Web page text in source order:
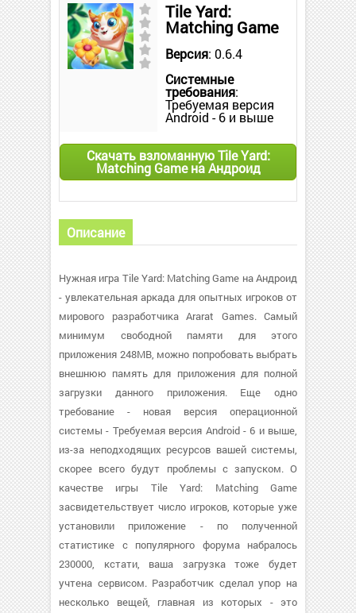
Tile Yard:
Matching Game
Версия: 0.6.4
Системные
требования:
Требуемая версия
Android - 6 и выше
Скачать взломанную Tile Yard:
Matching Game на Андроид
Описание
Нужная игра Tile Yard: Matching Game на Андроид
- увлекательная аркада для опытных игроков от
мирового разработчика Ararat Games. Самый
минимум свободной памяти для этого
приложения 248MB, можно попробовать выбрать
внешнюю память для приложения для полной
загрузки данного приложения. Еще одно
требование - новая версия операционной
системы - Требуемая версия Android - 6 и выше,
из-за неподходящих ресурсов вашей системы,
скорее всего будут проблемы с запуском. О
качестве игры Tile Yard: Matching Game
засвидетельствует число игроков, которые уже
установили приложение - по полученной
статистике с популярного форума набралось
230000, кстати, ваша загрузка тоже будет
учтена сервисом. Разработчик сделал упор на
несколько вещей, главная из которых - это